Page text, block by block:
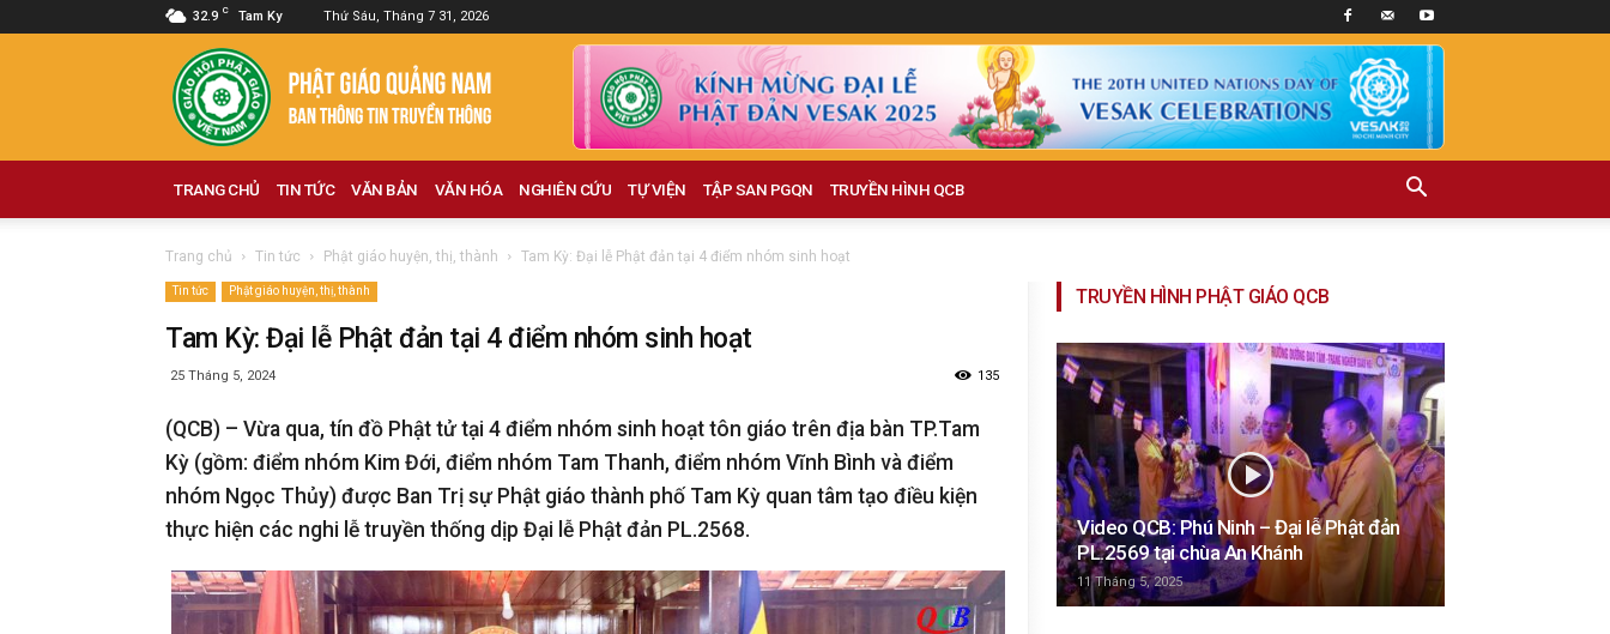
32.9 C Tam Ky Thứ Sáu, Tháng 7 31, 2026
Phật
giáo
Quảng
Nam
TRANG CHỦ TIN TỨC VĂN BẢN VĂN HÓA NGHIÊN CỨU TỰ VIỆN TẬP SAN PGQN TRUYỀN HÌNH QCB
Trang chủ Tin tức Phật giáo huyện, thị, thành Tam Kỳ: Đại lễ Phật đản tại 4 điểm nhóm sinh hoạt
Tin tức Phật giáo huyện, thị, thành
Tam Kỳ: Đại lễ Phật đản tại 4 điểm nhóm sinh hoạt
25 Tháng 5, 2024 135
(QCB) – Vừa qua, tín đồ Phật tử tại 4 điểm nhóm sinh hoạt tôn giáo trên địa bàn TP.Tam
Kỳ (gồm: điểm nhóm Kim Đới, điểm nhóm Tam Thanh, điểm nhóm Vĩnh Bình và điểm
nhóm Ngọc Thủy) được Ban Trị sự Phật giáo thành phố Tam Kỳ quan tâm tạo điều kiện
thực hiện các nghi lễ truyền thống dịp Đại lễ Phật đản PL.2568.
TRUYỀN HÌNH PHẬT GIÁO QCB
Video QCB: Phú Ninh – Đại lễ Phật đản
PL.2569 tại chùa An Khánh
11 Tháng 5, 2025